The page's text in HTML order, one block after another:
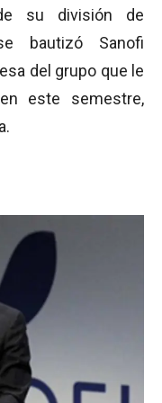
su división de
bautizó Sanofi
del grupo que le
este semestre,